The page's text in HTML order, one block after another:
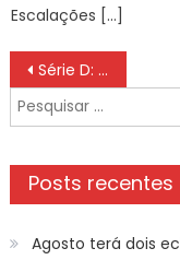
Escalações […]
Navegação
de
Post
Série D: CBF detalha o mata-mata da 2ª fase. Veja as datas!
Pesquisar
por:
Posts recentes
Agosto terá dois